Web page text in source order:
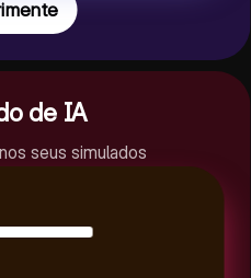
de IA
seus simulados